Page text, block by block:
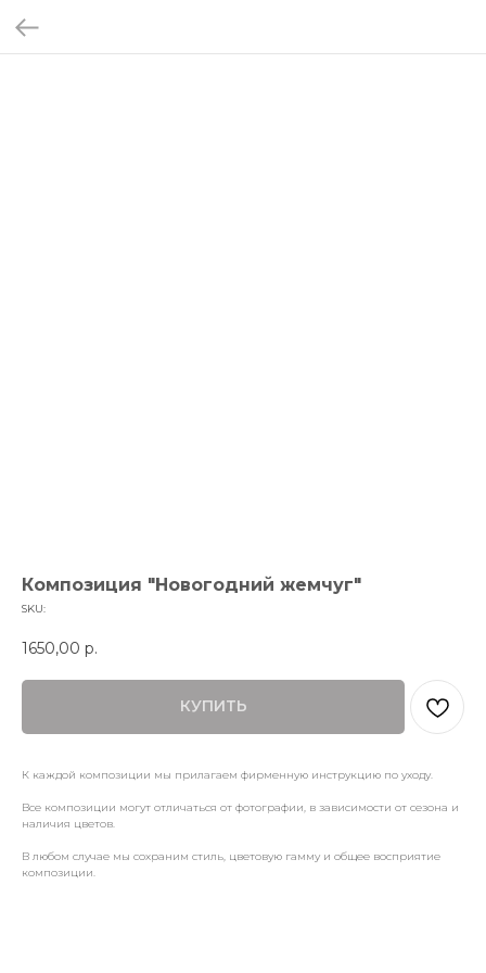
Композиция "Новогодний жемчуг"
SKU:
1650,00 р.
КУПИТЬ
К каждой композиции мы прилагаем фирменную инструкцию по уходу.
Все композиции могут отличаться от фотографии, в зависимости от сезона и
наличия цветов.
В любом случае мы сохраним стиль, цветовую гамму и общее восприятие
композиции.